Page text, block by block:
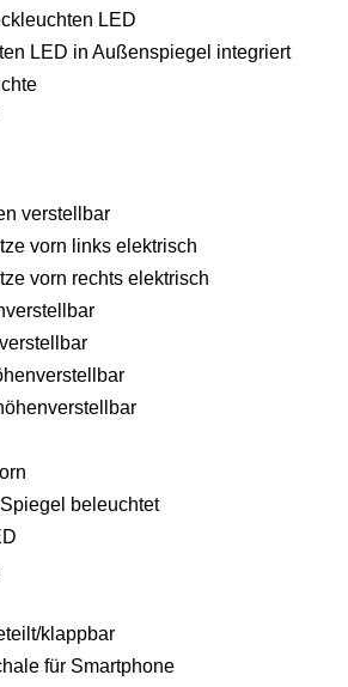
LED
LED in Außenspiegel integriert
verstellbar
vorn links elektrisch
vorn rechts elektrisch
beleuchtet
klappbar
für Smartphone